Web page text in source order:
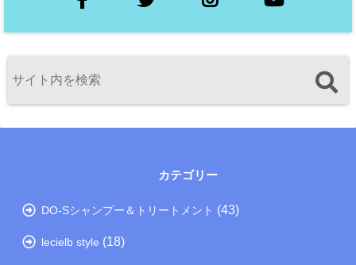
カテゴリー
DO-Sシャンプー＆トリートメント (43)
lecielb style (18)